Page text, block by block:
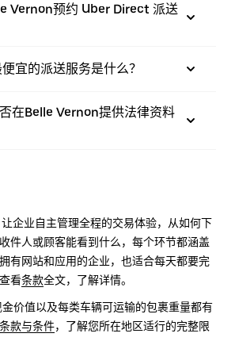
Vernon预约 Uber Direct 派送
宜的派送服务是什么？
在Belle Vernon提供法律资料
让企业自主管理全程的交易体验，从如何下
件人或顾客能看到什么，每个环节都涵盖
有网站和应用的企业，也适合每天都要完
看条款全文，了解详情。
金价值以及每类车辆可运输的包裹重量都有
条款与条件，了解您所在地区适行的完整限